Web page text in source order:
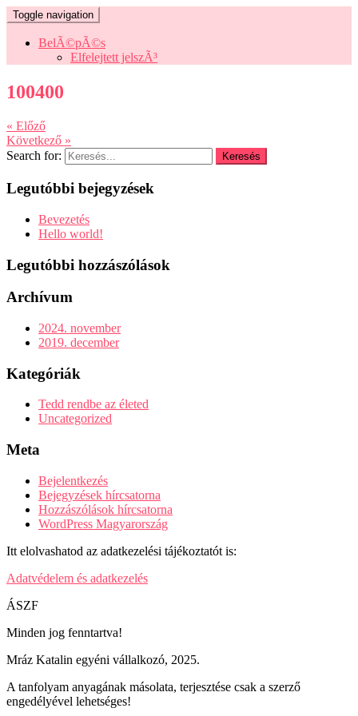
Toggle navigation
BelÃ©pÃ©s
Elfelejtett jelszÃ³
100400
« Előző
Következő »
Search for:
Legutóbbi bejegyzések
Bevezetés
Hello world!
Legutóbbi hozzászólások
Archívum
2024. november
2019. december
Kategóriák
Tedd rendbe az életed
Uncategorized
Meta
Bejelentkezés
Bejegyzések hírcsatorna
Hozzászólások hírcsatorna
WordPress Magyarország
Itt elolvashatod az adatkezelési tájékoztatót is:
Adatvédelem és adatkezelés
ÁSZF
Minden jog fenntartva!
Mráz Katalin egyéni vállalkozó, 2025.
A tanfolyam anyagának másolata, terjesztése csak a szerző
engedélyével lehetséges!